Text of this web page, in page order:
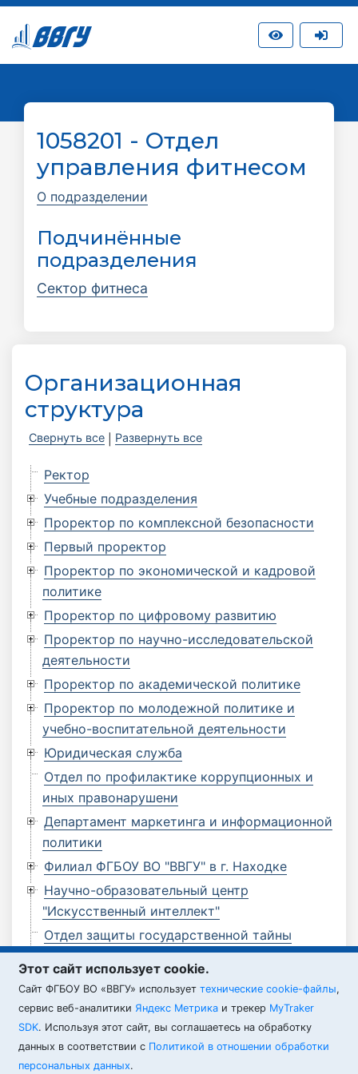
1058201 - Отдел
управления фитнесом
О подразделении
Подчинённые
подразделения
Сектор фитнеса
Организационная
структура
Свернуть все Развернуть все
Ректор
Учебные подразделения
Проректор по комплексной безопасности
Первый проректор
Проректор по экономической и кадровой
политике
Проректор по цифровому развитию
Проректор по научно-исследовательской
деятельности
Проректор по академической политике
Проректор по молодежной политике и
учебно-воспитательной деятельности
Юридическая служба
Отдел по профилактике коррупционных и
иных правонарушени
Департамент маркетинга и информационной
политики
Филиал ФГБОУ ВО "ВВГУ" в г. Находке
Научно-образовательный центр
"Искусственный интеллект"
Отдел защиты государственной тайны
Отдел по мобилизационной работе
Филиал ФГБОУ ВО "ВВГУ" в г. Артеме
Филиал ФГБОУ ВО "ВВГУ" в г. Уссурийске
Этот сайт использует cookie.
Cайт ФГБОУ ВО «ВВГУ» использует технические cookie-файлы,
сервис веб-аналитики Яндекс Метрика и трекер MyTraker
SDK. Используя этот сайт, вы соглашаетесь на обработку
данных в соответствии с Политикой в отношении обработки
персональных данных.